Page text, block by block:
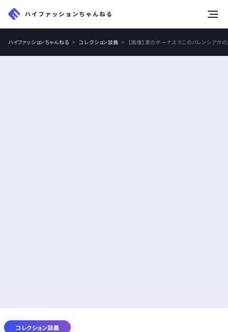
ハイファッションちゃんねる コレクション談義 【画像】夏のボーナスでこのバレンシアガ
コレクション談義